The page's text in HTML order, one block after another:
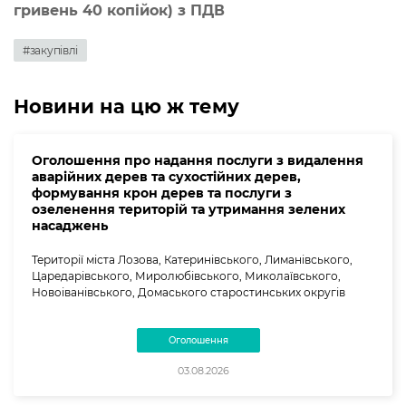
гривень 40 копiйок) з ПДВ
#закупівлі
Новини на цю ж тему
Оголошення про надання послуги з видалення
аварійних дерев та сухостійних дерев,
формування крон дерев та послуги з
озеленення територій та утримання зелених
насаджень
Території міста Лозова, Катеринівського, Лиманівського,
Царедарівського, Миролюбівського, Миколаївського,
Новоіванівського, Домаського старостинських округів
Оголошення
03.08.2026